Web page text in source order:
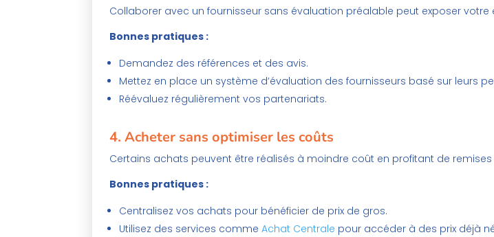
Collaborer avec un fournisseur sans évaluation préalable peut exposer
Bonnes pratiques :
Demandez des références et des avis.
Mettez en place un système d’évaluation des fournisseurs basé sur leurs
Réévaluez régulièrement vos partenariats.
4.Acheter sans optimiser les coûts
Certains achats peuvent être réalisés à moindre coût en profitant de remises
Bonnes pratiques :
Centralisez vos achats pour bénéficier de prix de gros.
Utilisez des services commeAchat Centrale pour accéder à des prix déjà